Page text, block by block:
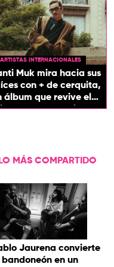
ARTISTAS INTERNACIONALES
Muk mira hacia sus
con + de cerquita,
álbum que revive el
de sus canciones
MÁS COMPARTIDO
Jaurena convierte
bandoneón en un